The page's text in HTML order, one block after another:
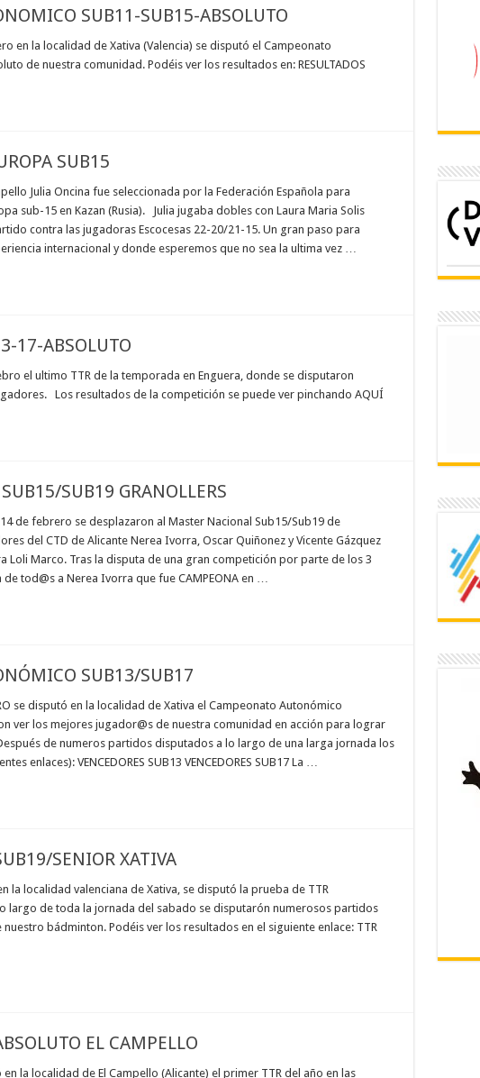
SUB11-SUB15-ABSOLUTO
en la localidad de Xativa (Valencia) se disputó el Campeonato
de nuestra comunidad. Podéis ver los resultados en: RESULTADOS
SUB15
Julia Oncina fue seleccionada por la Federación Española para
sub-15 en Kazan (Rusia). Julia jugaba dobles con Laura Maria Solis
contra las jugadoras Escocesas 22-20/21-15. Un gran paso para
internacional y donde esperemos que no sea la ultima vez …
17-ABSOLUTO
el ultimo TTR de la temporada en Enguera, donde se disputaron
Los resultados de la competición se puede ver pinchando AQUÍ
SUB19 GRANOLLERS
de febrero se desplazaron al Master Nacional Sub15/Sub19 de
del CTD de Alicante Nerea Ivorra, Oscar Quiñonez y Vicente Gázquez
Loli Marco. Tras la disputa de una gran competición por parte de los 3
tod@s a Nerea Ivorra que fue CAMPEONA en …
SUB13/SUB17
se disputó en la localidad de Xativa el Campeonato Autonómico
ver los mejores jugador@s de nuestra comunidad en acción para lograr
de numeros partidos disputados a lo largo de una larga jornada los
enlaces): VENCEDORES SUB13 VENCEDORES SUB17 La …
SENIOR XATIVA
la localidad valenciana de Xativa, se disputó la prueba de TTR
largo de toda la jornada del sabado se disputarón numerosos partidos
bádminton. Podéis ver los resultados en el siguiente enlace: TTR
EL CAMPELLO
la localidad de El Campello (Alicante) el primer TTR del año en las